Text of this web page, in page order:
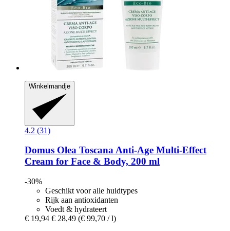
Winkelmandje
4.2 (31)
Domus Olea ToscanaAnti-​Age Multi-​Effect
Cream for Face & Body, 200 ml
-30%
Geschikt voor alle huidtypes
Rijk aan antioxidanten
Voedt & hydrateert
€ 19,94 € 28,49 (€ 99,70 / l)